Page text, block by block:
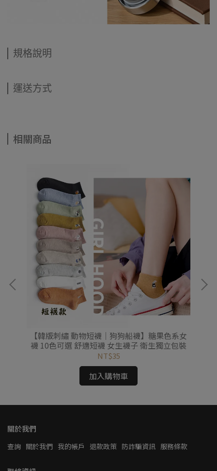
規格說明
運送方式
相關商品
【韓版刺繡 動物短襪｜狗狗船襪】糖果色系女
襪 10色可選 舒適短襪 女生襪子 衛生獨立包裝
NT$35
加入購物車
關於我們
查詢 關於我們 我的帳戶 退款政策 防詐騙資訊 服務條款